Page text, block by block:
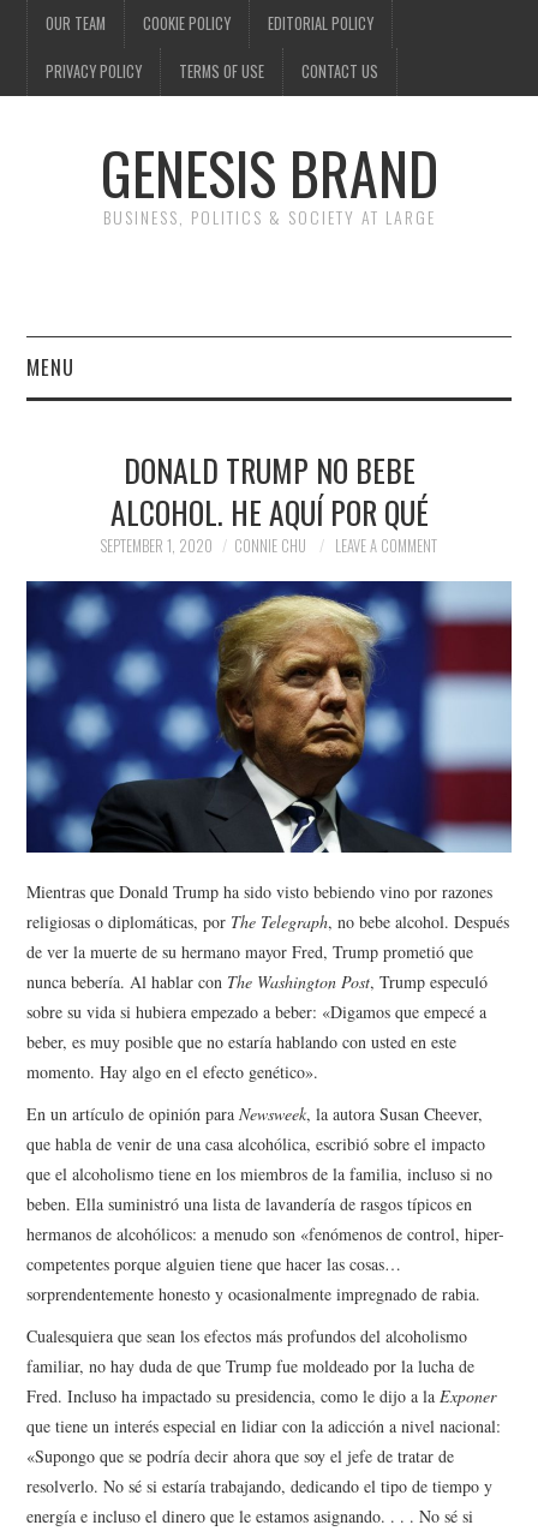
OUR TEAM COOKIE POLICY EDITORIAL POLICY
PRIVACY POLICY TERMS OF USE CONTACT US
GENESIS BRAND
BUSINESS, POLITICS & SOCIETY AT LARGE
MENU
POLITICS
SOCIETY
SPORTS
TECHNOLOGY
DONALD TRUMP NO BEBE
ALCOHOL. HE AQUÍ POR QUÉ
SEPTEMBER 1, 2020 CONNIE CHU LEAVE A COMMENT
Mientras que Donald Trump ha sido visto bebiendo vino por razones
religiosas o diplomáticas, por The Telegraph, no bebe alcohol. Después
de ver la muerte de su hermano mayor Fred, Trump prometió que
nunca bebería. Al hablar con The Washington Post, Trump especuló
sobre su vida si hubiera empezado a beber: «Digamos que empecé a
beber, es muy posible que no estaría hablando con usted en este
momento. Hay algo en el efecto genético».
En un artículo de opinión paraNewsweek, la autora Susan Cheever,
que habla de venir de una casa alcohólica, escribió sobre el impacto
que el alcoholismo tiene en los miembros de la familia, incluso si no
beben. Ella suministró una lista de lavandería de rasgos típicos en
hermanos de alcohólicos: a menudo son «fenómenos de control, hiper-
competentes porque alguien tiene que hacer las cosas…
sorprendentemente honesto y ocasionalmente impregnado de rabia.
Cualesquiera que sean los efectos más profundos del alcoholismo
familiar, no hay duda de que Trump fue moldeado por la lucha de
Fred. Incluso ha impactado su presidencia, como le dijo a laExponer
que tiene un interés especial en lidiar con la adicción a nivel nacional:
«Supongo que se podría decir ahora que soy el jefe de tratar de
resolverlo. No sé si estaría trabajando, dedicando el tipo de tiempo y
energía e incluso el dinero que le estamos asignando. . . . No sé si